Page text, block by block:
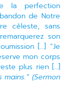
la perfection
de Notre
céleste, sans
son
[…] “Je
mon corps
plus rien […]
(Sermon